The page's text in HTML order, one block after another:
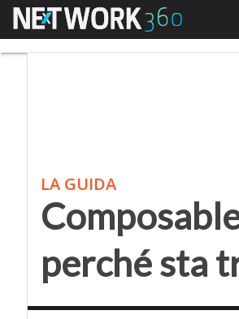
Menu
LA GUIDA
perché sta